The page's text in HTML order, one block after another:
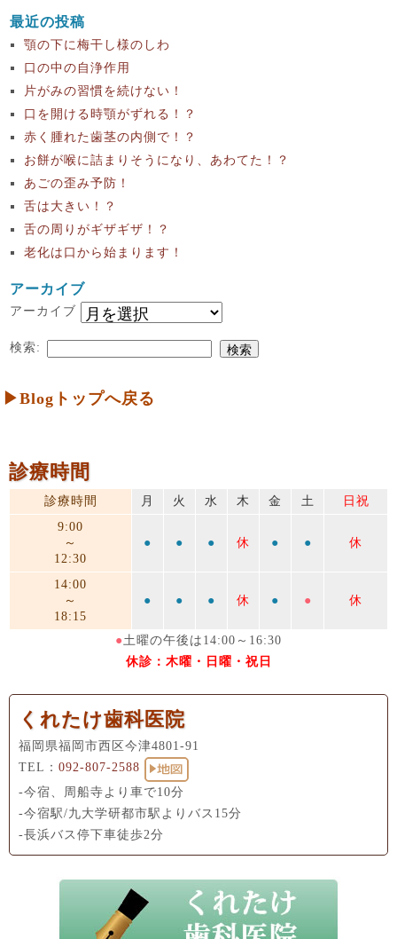
最近の投稿
顎の下に梅干し様のしわ
口の中の自浄作用
片がみの習慣を続けない！
口を開ける時顎がずれる！？
赤く腫れた歯茎の内側で！？
お餅が喉に詰まりそうになり、あわてた！？
あごの歪み予防！
舌は大きい！？
舌の周りがギザギザ！？
老化は口から始まります！
アーカイブ
アーカイブ
検索:
▶Blogトップへ戻る
診療時間
診療時間 月 火 水 木 金 土
日祝
9:00
～
12:30
● ● ● 休 ● ● 休
14:00
～
18:15
● ● ● 休 ● ● 休
●土曜の午後は14:00～16:30
休診：木曜・日曜・祝日
くれたけ歯科医院
福岡県福岡市西区今津4801-91
TEL： 092-807-2588
-今宿、周船寺より車で10分
-今宿駅/九大学研都市駅よりバス15分
-長浜バス停下車徒歩2分